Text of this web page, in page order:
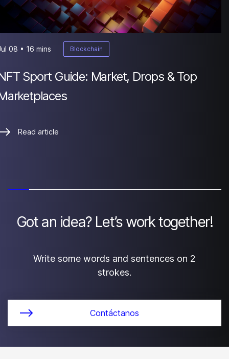
08 • 16 mins Blockchain
Sport Guide: Market, Drops & Top
Read article
Got an idea? Let’s work together!
Write some words and sentences on 2
strokes.
Contáctanos